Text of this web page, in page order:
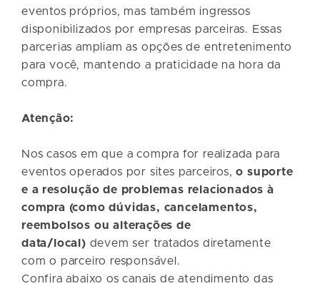
eventos próprios, mas também ingressos
disponibilizados por empresas parceiras. Essas
parcerias ampliam as opções de entretenimento
para você, mantendo a praticidade na hora da
compra.
Atenção:
Nos casos em que a compra for realizada para
eventos operados por sites parceiros,o suporte
e a resolução de problemas relacionados à
compra (como dúvidas, cancelamentos,
reembolsos ou alterações de
data/local) devem ser tratados diretamente
com o parceiro responsável.
Confira abaixo os canais de atendimento das